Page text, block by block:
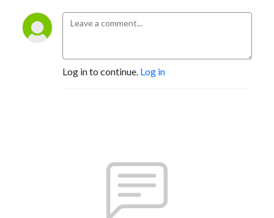
Log in to continue. Log in